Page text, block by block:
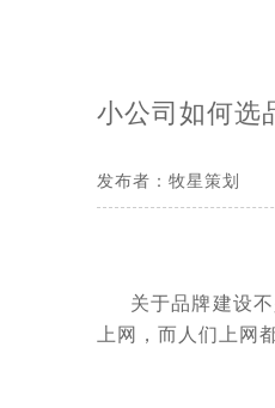
小公司如何选
发布者：牧星策划
关于品牌建设
上网，而人们上网